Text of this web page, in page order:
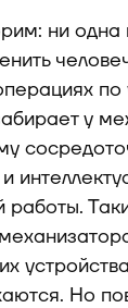
ни
по
у
работы.
Но